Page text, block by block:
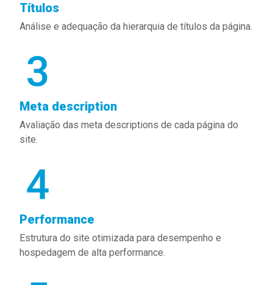
Títulos
Análise e adequação da hierarquia de títulos da página.
Meta description
Avaliação das meta descriptions de cada página do
site.
Performance
Estrutura do site otimizada para desempenho e
hospedagem de alta performance.